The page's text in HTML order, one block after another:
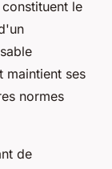
le
maintient ses
normes
de